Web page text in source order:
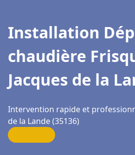
Installation
chaudière
Jacques de la
Intervention rapide et
de la Lande (35136)